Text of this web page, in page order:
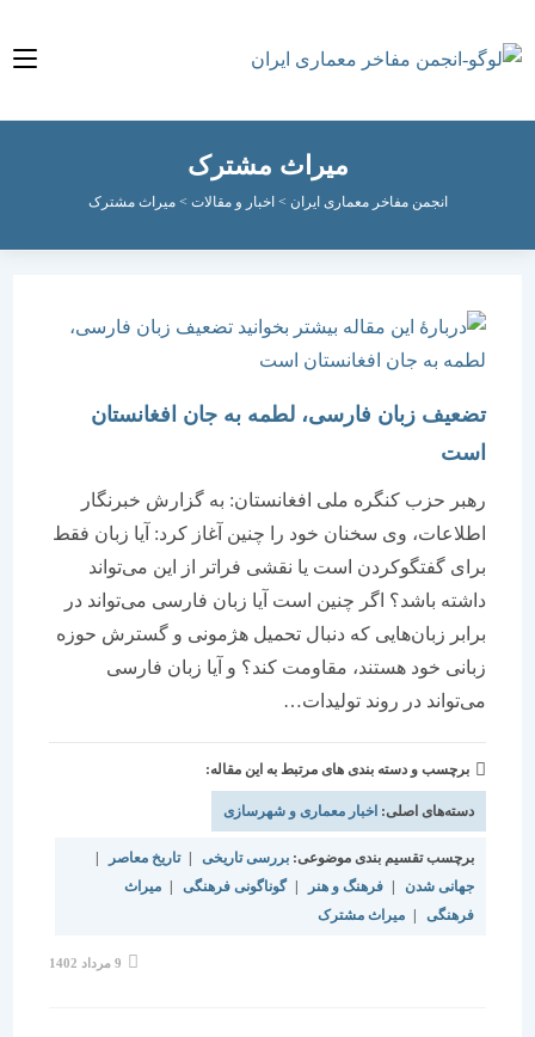
میراث مشترک
انجمن مفاخر معماری ایران > اخبار و مقالات>میراث مشترک
تضعیف زبان فارسی، لطمه به جان افغانستان
رهبر حزب کنگره ملی افغانستان: به گزارش خبرنگار
اطلاعات، وی سخنان خود را چنین آغاز کرد: آیا زبان فقط
برای گفتگوکردن است یا نقشی فراتر از این می‌تواند
داشته باشد؟ اگر چنین است آیا زبان فارسی می‌تواند در
برابر زبان‌هایی که دنبال تحمیل هژمونی و گسترش حوزه
زبانی خود هستند، مقاومت کند؟ و آیا زبان فارسی
می‌تواند در روند تولیدات…
برچسب و دسته بندی های مرتبط به این مقاله:
دسته‌های اصلی:اخبار معماری و شهرسازی
برچسب تقسیم بندی موضوعی:بررسی تاریخی | تاریخ معاصر |
جهانی شدن
| فرهنگ و هنر | گوناگونی فرهنگی | میراث
فرهنگی | میراث مشترک